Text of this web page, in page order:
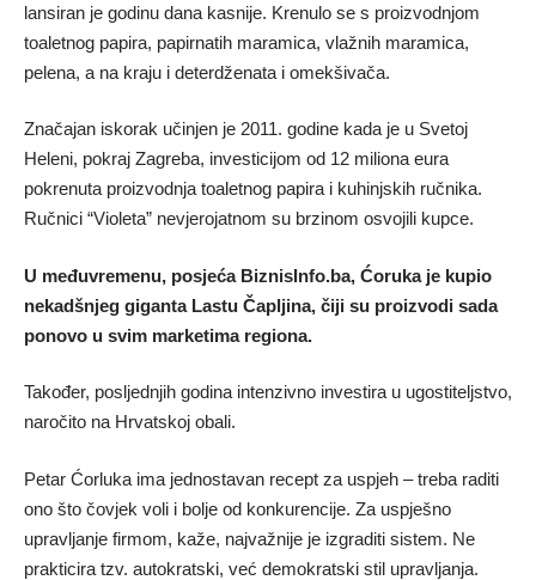
lansiran je godinu dana kasnije. Krenulo se s proizvodnjom
toaletnog papira, papirnatih maramica, vlažnih maramica,
pelena, a na kraju i deterdženata i omekšivača.
Značajan iskorak učinjen je 2011. godine kada je u Svetoj
Heleni, pokraj Zagreba, investicijom od 12 miliona eura
pokrenuta proizvodnja toaletnog papira i kuhinjskih ručnika.
Ručnici “Violeta” nevjerojatnom su brzinom osvojili kupce.
U međuvremenu, posjeća BiznisInfo.ba, Ćoruka je kupio
nekadšnjeg giganta Lastu Čapljina, čiji su proizvodi sada
ponovo u svim marketima regiona.
Također, posljednjih godina intenzivno investira u ugostiteljstvo,
naročito na Hrvatskoj obali.
Petar Ćorluka ima jednostavan recept za uspjeh – treba raditi
ono što čovjek voli i bolje od konkurencije. Za uspješno
upravljanje firmom, kaže, najvažnije je izgraditi sistem. Ne
prakticira tzv. autokratski, već demokratski stil upravljanja.